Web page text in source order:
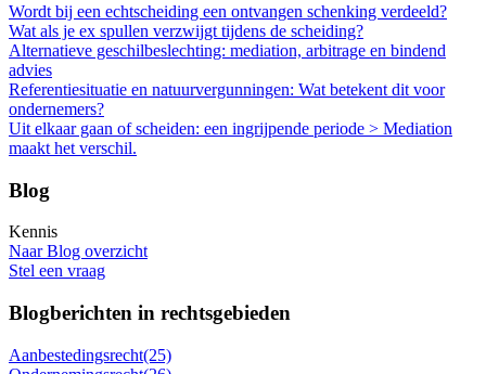
Wordt bij een echtscheiding een ontvangen schenking verdeeld?
Wat als je ex spullen verzwijgt tijdens de scheiding?
Alternatieve geschilbeslechting: mediation, arbitrage en bindend
advies
Referentiesituatie en natuurvergunningen: Wat betekent dit voor
ondernemers?
Uit elkaar gaan of scheiden: een ingrijpende periode > Mediation
maakt het verschil.
Blog
Kennis
Naar Blog overzicht
Stel een vraag
Blogberichten in rechtsgebieden
Aanbestedingsrecht(25)